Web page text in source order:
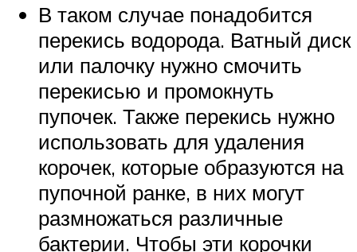
В таком случае понадобится
перекись водорода. Ватный диск
или палочку нужно смочить
перекисью и промокнуть
пупочек. Также перекись нужно
использовать для удаления
корочек, которые образуются на
пупочной ранке, в них могут
размножаться различные
бактерии. Чтобы эти корочки